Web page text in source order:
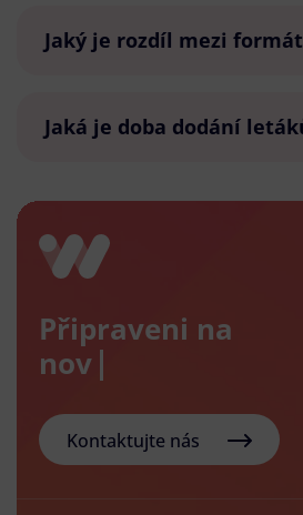
Jaký je rozdíl mezi
Jaká je doba dodání
Připraveni na
nový e-s
Kontaktujte nás